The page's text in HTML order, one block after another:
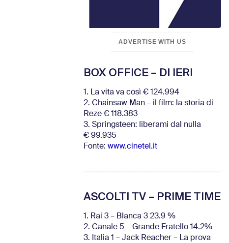
ADVERTISE WITH US
BOX OFFICE – DI IERI
1. La vita va così € 124.994
2. Chainsaw Man – il film: la storia di
Reze € 118.383
3. Springsteen: liberami dal nulla
€ 99.935
Fonte: www.cinetel.it
ASCOLTI TV – PRIME TIME
1. Rai 3 – Blanca 3 23.9 %
2. Canale 5 – Grande Fratello 14.2%
3. Italia 1 – Jack Reacher – La prova